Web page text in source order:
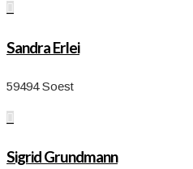

Sandra Erlei
59494 Soest

Sigrid Grundmann